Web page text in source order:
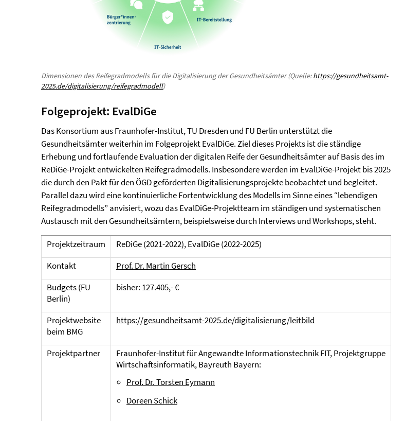
Dimensionen des Reifegradmodells für die Digitalisierung der Gesundheitsämter (Quelle:https://gesundheitsamt-
2025.de/digitalisierung/reifegradmodell)
Folgeprojekt: EvalDiGe
Das Konsortium aus Fraunhofer-Institut, TU Dresden und FU Berlin unterstützt die
Gesundheitsämter weiterhin im Folgeprojekt EvalDiGe. Ziel dieses Projekts ist die ständige
Erhebung und fortlaufende Evaluation der digitalen Reife der Gesundheitsämter auf Basis des im
ReDiGe-Projekt entwickelten Reifegradmodells. Insbesondere werden im EvalDiGe-Projekt bis 2025
die durch den Pakt für den ÖGD geförderten Digitalisierungsprojekte beobachtet und begleitet.
Parallel dazu wird eine kontinuierliche Fortentwicklung des Modells im Sinne eines “lebendigen
Reifegradmodells” anvisiert, wozu das EvalDiGe-Projektteam im ständigen und systematischen
Austausch mit den Gesundheitsämtern, beispielsweise durch Interviews und Workshops, steht.
Projektzeitraum
ReDiGe (2021-2022), EvalDiGe (2022-2025)
Kontakt
Prof. Dr. Martin Gersch
Budgets (FU
Berlin)
bisher: 127.405,- €
Projektwebsite
beim BMG
https://gesundheitsamt-2025.de/digitalisierung/leitbild
Projektpartner
Fraunhofer-Institut für Angewandte Informationstechnik FIT, Projektgruppe
Wirtschaftsinformatik, Bayreuth Bayern:
Prof. Dr. Torsten Eymann
Doreen Schick